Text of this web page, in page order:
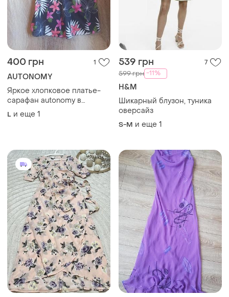
400 грн 1
AUTONOMY
Яркое хлопковое платье-
сарафан autonomy в
тропический принт, размер
xl (uk 16)
L и еще 1
539 грн 7
599 грн -11%
H&M
Шикарный блузон, туника
оверсайз
S-M и еще 1